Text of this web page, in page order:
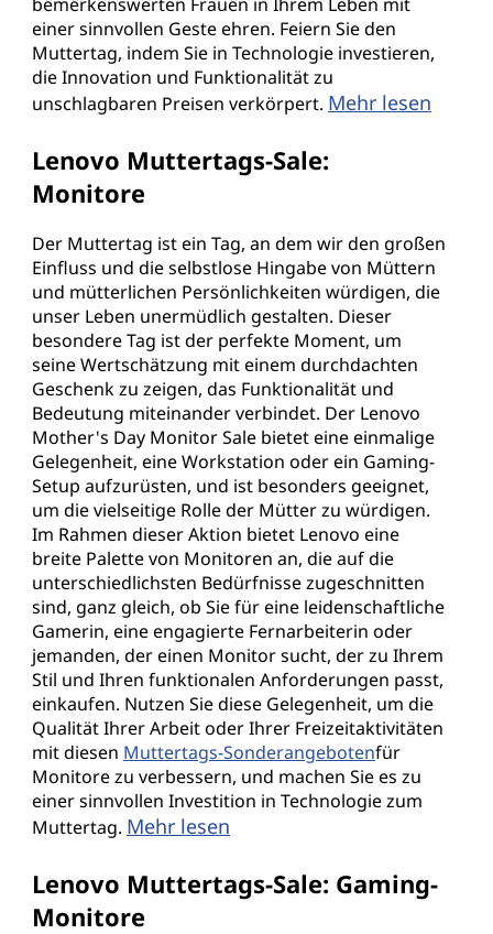
einer sinnvollen Geste ehren. Feiern Sie den
Muttertag, indem Sie in Technologie investieren,
die Innovation und Funktionalität zu
unschlagbaren Preisen verkörpert. Mehr lesen
Lenovo Muttertags-Sale:
Monitore
Der Muttertag ist ein Tag, an dem wir den großen
Einfluss und die selbstlose Hingabe von Müttern
und mütterlichen Persönlichkeiten würdigen, die
unser Leben unermüdlich gestalten. Dieser
besondere Tag ist der perfekte Moment, um
seine Wertschätzung mit einem durchdachten
Geschenk zu zeigen, das Funktionalität und
Bedeutung miteinander verbindet. Der Lenovo
Mother's Day Monitor Sale bietet eine einmalige
Gelegenheit, eine Workstation oder ein Gaming-
Setup aufzurüsten, und ist besonders geeignet,
um die vielseitige Rolle der Mütter zu würdigen.
Im Rahmen dieser Aktion bietet Lenovo eine
breite Palette von Monitoren an, die auf die
unterschiedlichsten Bedürfnisse zugeschnitten
sind, ganz gleich, ob Sie für eine leidenschaftliche
Gamerin, eine engagierte Fernarbeiterin oder
jemanden, der einen Monitor sucht, der zu Ihrem
Stil und Ihren funktionalen Anforderungen passt,
einkaufen. Nutzen Sie diese Gelegenheit, um die
Qualität Ihrer Arbeit oder Ihrer Freizeitaktivitäten
mit diesen Muttertags-Sonderangebotenfür
Monitore zu verbessern, und machen Sie es zu
einer sinnvollen Investition in Technologie zum
Muttertag. Mehr lesen
Lenovo Muttertags-Sale: Gaming-
Monitore